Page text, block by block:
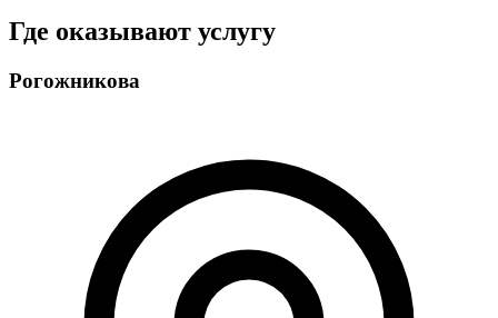
Где оказывают услугу
Рогожникова